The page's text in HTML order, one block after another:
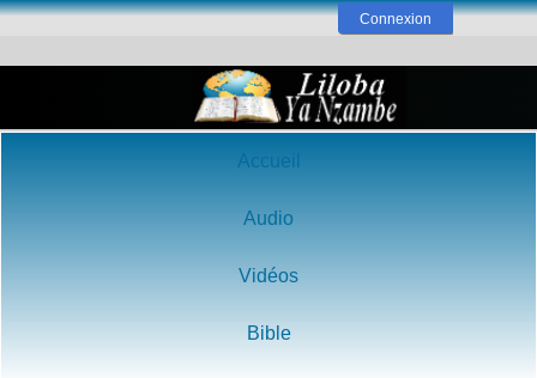
Connexion
Accueil
Audio
Vidéos
Bible